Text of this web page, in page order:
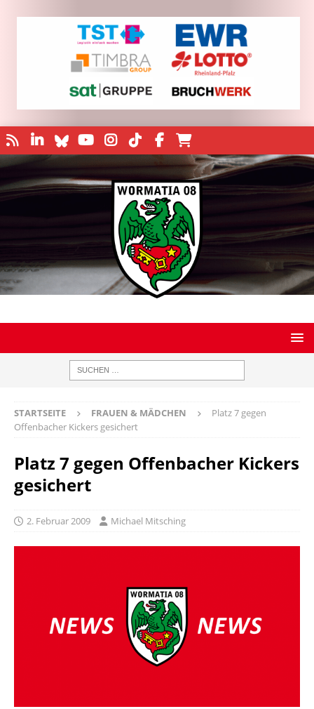
STARTSEITE FRAUEN & MÄDCHEN
Platz 7 gegen
Offenbacher Kickers gesichert
Platz 7 gegen Offenbacher Kickers
gesichert
2. Februar 2009 Michael Mitsching